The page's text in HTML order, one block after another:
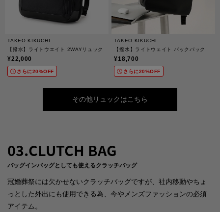
TAKEO KIKUCHI
【撥水】ライトウエイト 2WAYリュック
¥22,000
さらに20%OFF
TAKEO KIKUCHI
【撥水】ライトウェイト バックパック
¥18,700
さらに20%OFF
その他リュックはこちら
03.CLUTCH BAG
バッグインバッグとしても使えるクラッチバッグ
冠婚葬祭には欠かせないクラッチバッグですが、社内移動やちょ
っとした外出にも使用できる為、今やメンズファッションの必須
アイテム。